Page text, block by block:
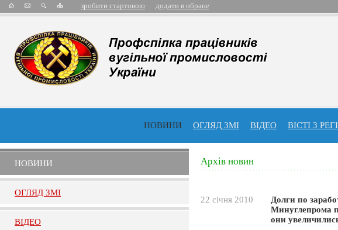
зробити стартовою додати в обране
НОВИНИ ОГЛЯД ЗМІ ВІДЕО ВІСТІ З
НОВИНИ
ОГЛЯД ЗМI
ВIДЕО
Архів новин
22 січня 2010
Долги по
Минуглепрома
они